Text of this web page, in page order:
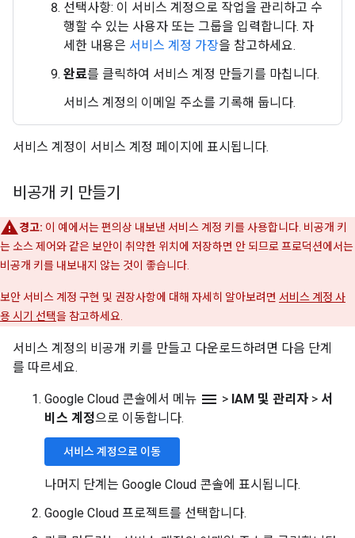
선택사항: 이 서비스 계정으로 작업을 관리하고 수
행할 수 있는 사용자 또는 그룹을 입력합니다. 자
세한 내용은 서비스 계정 가장을 참고하세요.
완료를 클릭하여 서비스 계정 만들기를 마칩니다.
서비스 계정의 이메일 주소를 기록해 둡니다.
서비스 계정이 서비스 계정 페이지에 표시됩니다.
비공개 키 만들기
경고: 이 예에서는 편의상 내보낸 서비스 계정 키를 사용합니다. 비공개 키
는 소스 제어와 같은 보안이 취약한 위치에 저장하면 안 되므로 프로덕션에서는
비공개 키를 내보내지 않는 것이 좋습니다.
보안 서비스 계정 구현 및 권장사항에 대해 자세히 알아보려면 서비스 계정 사
용 시기 선택을 참고하세요.
서비스 계정의 비공개 키를 만들고 다운로드하려면 다음 단계
를 따르세요.
Google Cloud 콘솔에서 메뉴 menu > IAM 및 관리자 > 서
비스 계정으로 이동합니다.
서비스 계정으로 이동
나머지 단계는 Google Cloud 콘솔에 표시됩니다.
Google Cloud 프로젝트를 선택합니다.